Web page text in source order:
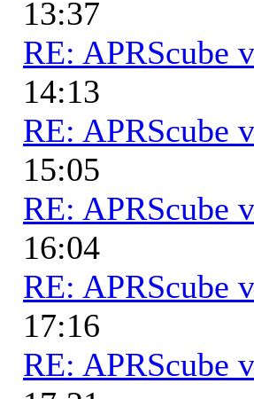
13:37
RE: APRScube
14:13
RE: APRScube
15:05
RE: APRScube
16:04
RE: APRScube
17:16
RE: APRScube